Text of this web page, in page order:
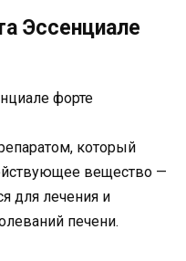
Эссенциале
который
вещество —
для лечения и
печени.